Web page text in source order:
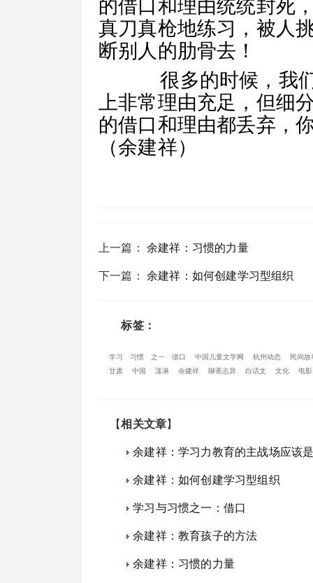
的借口和理由统统封死
真刀真枪地练习，被人
断别人的肋骨去！
很多的时候，我们
上非常理由充足，但细
的借口和理由都丢弃，
（余建祥）
上一篇 ：余建祥：习惯的力量
下一篇 ：余建祥：如何创建学习型组织
标签：
学习 习惯 之一 借口 中国儿童文学网 杭州动态
民间故
甘肃
中国 漾濞 余建祥 聊斋志异 白话文 文化 电影
【相关文章】
余建祥：学习力教育的主战场应该
余建祥：如何创建学习型组织
学习与习惯之一：借口
余建祥：教育孩子的方法
余建祥：习惯的力量